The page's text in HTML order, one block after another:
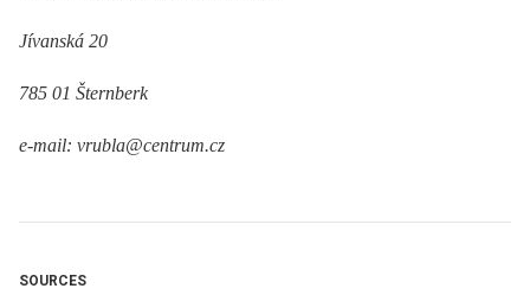
Jívanská 20
785 01 Šternberk
e-mail: vrubla@centrum.cz
SOURCES